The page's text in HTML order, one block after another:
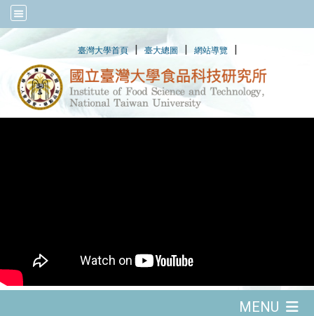
臺灣大學首頁 | 臺大總圖 | 網站導覽 |
MENU